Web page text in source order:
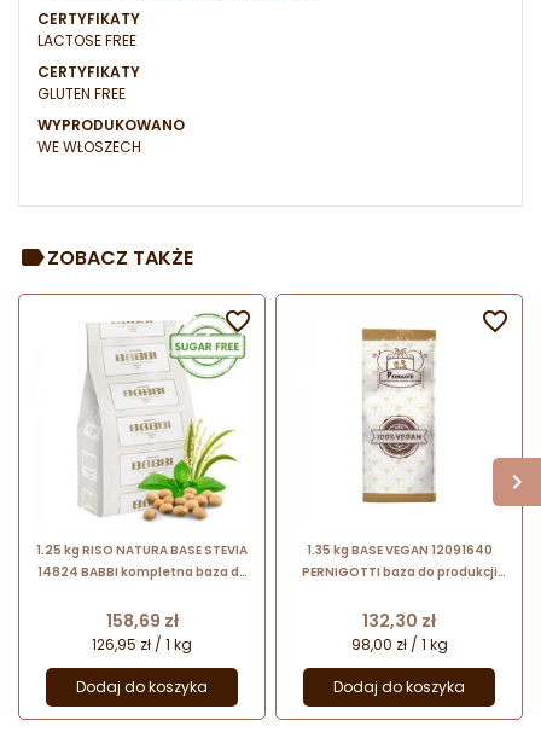
CERTYFIKATY
LACTOSE FREE
CERTYFIKATY
GLUTEN FREE
WYPRODUKOWANO
WE WŁOSZECH
ZOBACZ TAKŻE
1.25 kg RISO NATURA BASE STEVIA
14824 BABBI kompletna baza do
bezglutenowych słodzonych
stewią
Cena
158,69 zł
126,95 zł / 1 kg
Dodaj do koszyka

1.35 kg BASE VEGAN 12091640
PERNIGOTTI baza do produkcji
Cena
132,30 zł
98,00 zł / 1 kg
Dodaj do koszyka
